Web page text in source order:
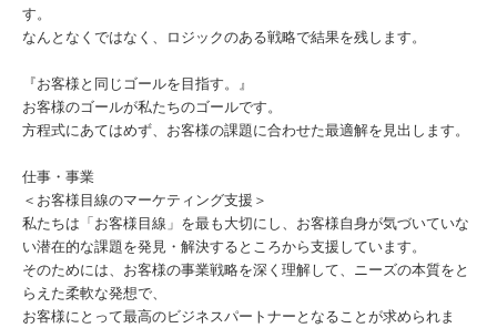
す。
なんとなくではなく、ロジックのある戦略で結果を残します。
『お客様と同じゴールを目指す。』
お客様のゴールが私たちのゴールです。
方程式にあてはめず、お客様の課題に合わせた最適解を見出します。
仕事・事業
＜お客様目線のマーケティング支援＞
私たちは「お客様目線」を最も大切にし、お客様自身が気づいていな
い潜在的な課題を発見・解決するところから支援しています。
そのためには、お客様の事業戦略を深く理解して、ニーズの本質をと
らえた柔軟な発想で、
お客様にとって最高のビジネスパートナーとなることが求められま